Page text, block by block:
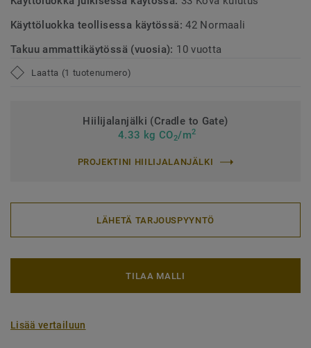
Käyttöluokka teollisessa käytössä:42 Normaali
Takuu ammattikäytössä (vuosia): 10 vuotta
Laatta (1 tuotenumero)
Hiilijalanjälki (Cradle to Gate)
4.33 kg CO2/m2
PROJEKTINI HIILIJALANJÄLKI
LÄHETÄ TARJOUSPYYNTÖ
TILAA MALLI
Lisää vertailuun